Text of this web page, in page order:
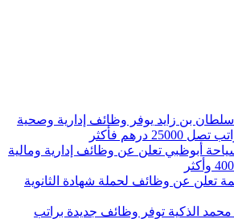
بن زايد يوفر وظائف إدارية وصحية
درهم فأكثر
أبوظبي تعلن عن وظائف إدارية ومالية
تعلن عن وظائف لحملة شهادة الثانوية
الذكية توفر وظائف جديدة براتب